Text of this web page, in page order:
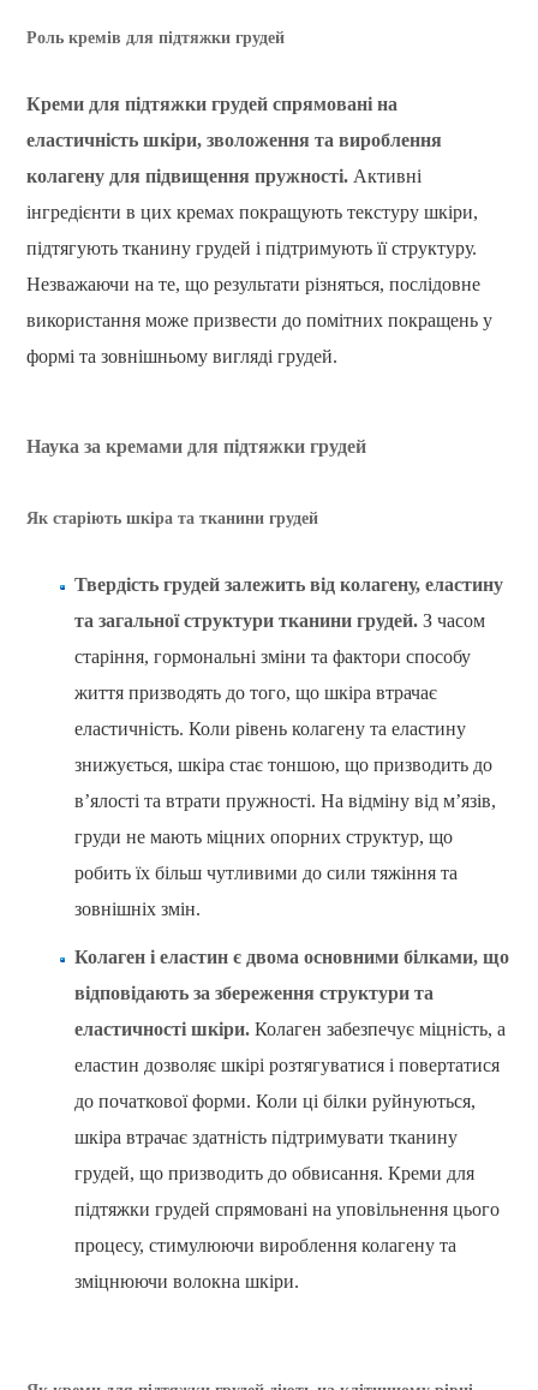
Роль кремів для підтяжки грудей
Креми для підтяжки грудей спрямовані на
еластичність шкіри, зволоження та вироблення
колагену для підвищення пружності. Активні
інгредієнти в цих кремах покращують текстуру шкіри,
підтягують тканину грудей і підтримують її структуру.
Незважаючи на те, що результати різняться, послідовне
використання може призвести до помітних покращень у
формі та зовнішньому вигляді грудей.
Наука за кремами для підтяжки грудей
Як старіють шкіра та тканини грудей
Твердість грудей залежить від колагену, еластину
та загальної структури тканини грудей. З часом
старіння, гормональні зміни та фактори способу
життя призводять до того, що шкіра втрачає
еластичність. Коли рівень колагену та еластину
знижується, шкіра стає тоншою, що призводить до
в’ялості та втрати пружності. На відміну від м’язів,
груди не мають міцних опорних структур, що
робить їх більш чутливими до сили тяжіння та
зовнішніх змін.
Колаген і еластин є двома основними білками, що
відповідають за збереження структури та
еластичності шкіри. Колаген забезпечує міцність, а
еластин дозволяє шкірі розтягуватися і повертатися
до початкової форми. Коли ці білки руйнуються,
шкіра втрачає здатність підтримувати тканину
грудей, що призводить до обвисання. Креми для
підтяжки грудей спрямовані на уповільнення цього
процесу, стимулюючи вироблення колагену та
зміцнюючи волокна шкіри.